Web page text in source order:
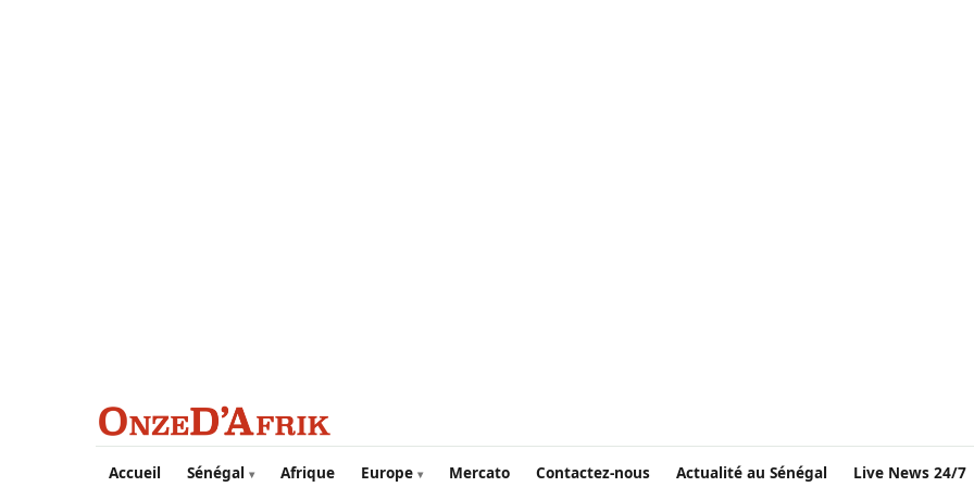
Aller au contenu principal
Accueil Sénégal Afrique Europe Mercato Contactez-nous Actualité au Sénégal Live News 24/7